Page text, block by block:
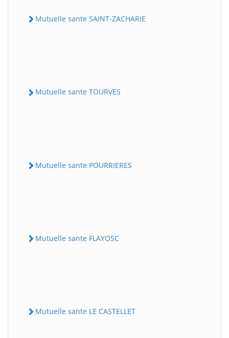
Mutuelle sante SAINT-ZACHARIE
Mutuelle sante TOURVES
Mutuelle sante POURRIERES
Mutuelle sante FLAYOSC
Mutuelle sante LE CASTELLET